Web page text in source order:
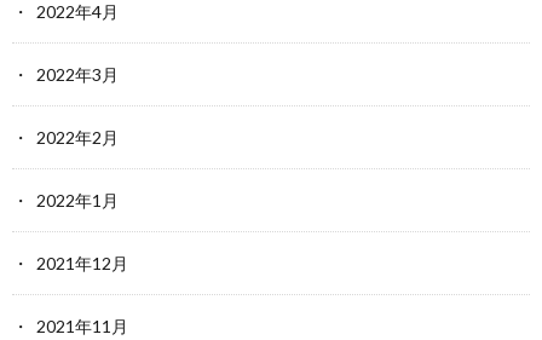
2022年4月
2022年3月
2022年2月
2022年1月
2021年12月
2021年11月